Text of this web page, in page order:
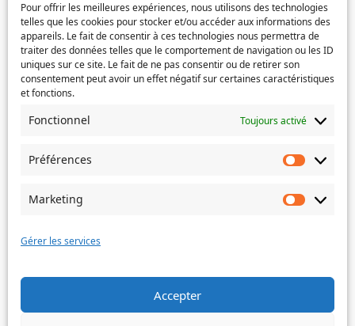
Pour offrir les meilleures expériences, nous utilisons des technologies
telles que les cookies pour stocker et/ou accéder aux informations des
appareils. Le fait de consentir à ces technologies nous permettra de
traiter des données telles que le comportement de navigation ou les ID
uniques sur ce site. Le fait de ne pas consentir ou de retirer son
consentement peut avoir un effet négatif sur certaines caractéristiques
et fonctions.
Fonctionnel Toujours activé
Préférences
Marketing
Gérer les services
Accepter
mail
Service concerné (Nécessaire)
Si votre demande concerne des actes de naissance et/ou
de mariage, choisissez l'Etat-Civil comme service